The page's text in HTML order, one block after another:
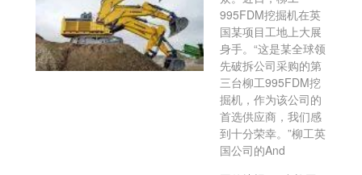
995FDM挖掘机在英
国某项目工地上大展
身手。“这是某全球领
先破拆公司采购的第
三台柳工995FDM挖
掘机，作为该公司的
首选供应商，我们感
到十分荣幸。”柳工英
国公司的And